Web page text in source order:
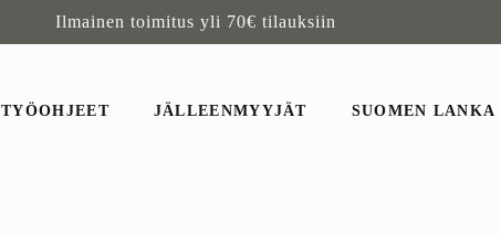
Ilmainen toimitus yli 70€ tilauksiin
TYÖOHJEET JÄLLEENMYYJÄT SUOMEN LANKA